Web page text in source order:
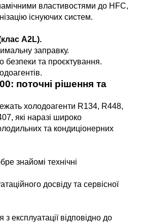
властивостями до HFC,
існуючих систем.
A2L).
заправку.
безпеки та проєктування.
поточні рішення та
холодоагенти R134, R448,
які наразі широко
та кондиціонерних
знайомі технічні
досвіду та сервісної
експлуатації відповідно до